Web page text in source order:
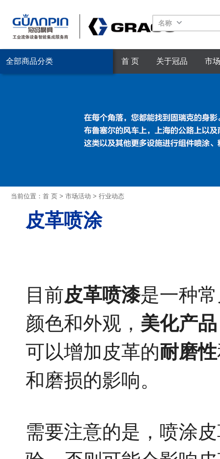
名称
首 页 关于冠品 市
全部商品分类
当前位置： 首 页> 市场活动 > 行业动态
皮革喷涂
目前皮革喷漆是一种
颜色和外观， 美化产品
可以增加皮革的耐磨性
和磨损的影响。
需要注意的是，喷涂